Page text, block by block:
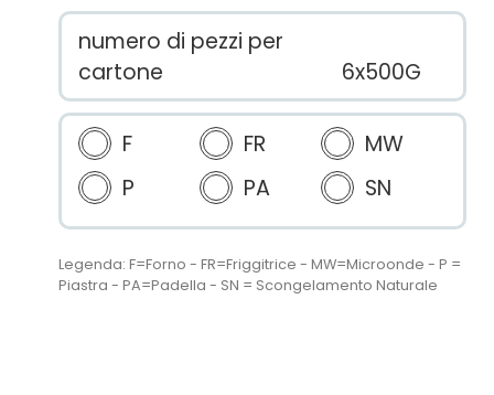
numero di pezzi per
cartone
6x500G
F FR
MW
P
PA SN
Legenda: F=Forno - FR=Friggitrice - MW=Microonde - P =
Piastra - PA=Padella - SN = Scongelamento Naturale